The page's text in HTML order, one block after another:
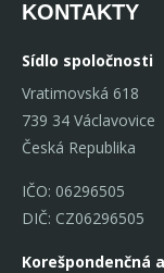
KONTAKTY
Sídlo spoločnosti
Vratimovská 618
739 34 Václavovice
Česká Republika
IČO: 06296505
DIČ: CZ06296505
Korešpondenčná